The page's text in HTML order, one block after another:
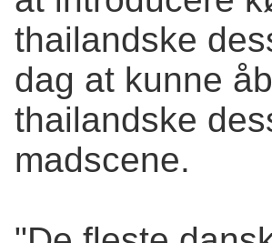
thailandske
dag at kunne
thailandske
madscene.